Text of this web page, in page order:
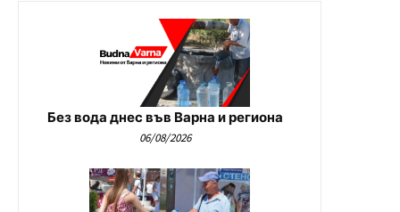
Без вода днес във Варна и региона
06/08/2026